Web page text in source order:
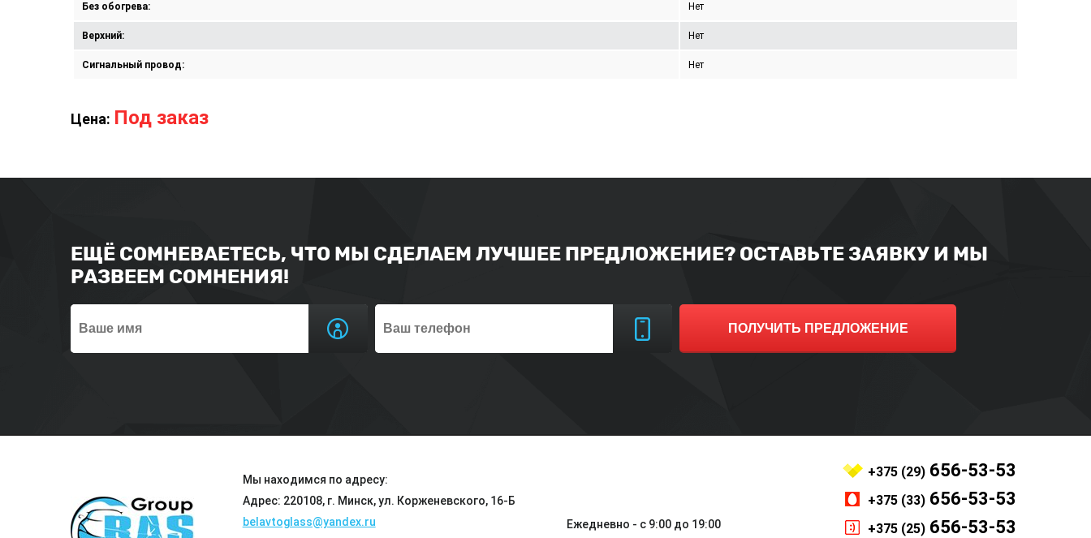
Без обогрева: Нет
Верхний: Нет
Сигнальный провод: Нет
Цена: Под заказ
ЕЩЁ СОМНЕВАЕТЕСЬ, ЧТО МЫ СДЕЛАЕМ ЛУЧШЕЕ ПРЕДЛОЖЕНИЕ? ОСТАВЬТЕ ЗАЯВКУ И МЫ
РАЗВЕЕМ СОМНЕНИЯ!
ПОЛУЧИТЬ ПРЕДЛОЖЕНИЕ
Мы находимся по адресу:
Адрес: 220108, г. Минск, ул. Корженевского, 16-Б
belavtoglass@yandex.ru
Ежедневно - с 9:00 до 19:00
+375 (29)656-53-53
+375 (33)656-53-53
+375 (25)656-53-53